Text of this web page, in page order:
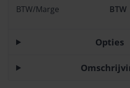
BTW/Marge
BTW
Opties